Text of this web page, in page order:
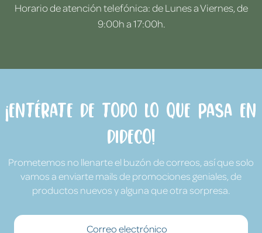
Horario de atención telefónica: de Lunes a Viernes, de
9:00h a 17:00h.
¡Entérate de todo lo que pasa en
Dideco!
Prometemos no llenarte el buzón de correos, así que solo
vamos a enviarte mails de promociones geniales, de
productos nuevos y alguna que otra sorpresa.